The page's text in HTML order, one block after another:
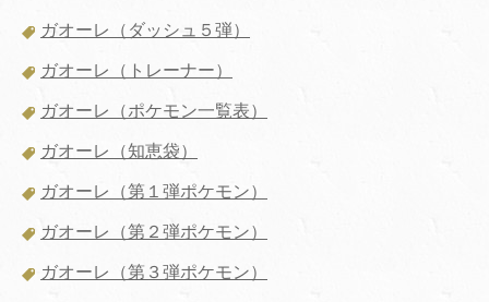
ガオーレ（ダッシュ５弾）
ガオーレ（トレーナー）
ガオーレ（ポケモン一覧表）
ガオーレ（知恵袋）
ガオーレ（第１弾ポケモン）
ガオーレ（第２弾ポケモン）
ガオーレ（第３弾ポケモン）